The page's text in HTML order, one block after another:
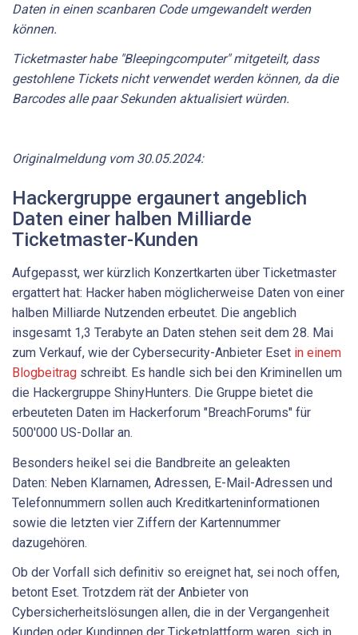
Daten in einen scanbaren Code umgewandelt werden
können.
Ticketmaster habe "Bleepingcomputer" mitgeteilt, dass
gestohlene Tickets nicht verwendet werden können, da die
Barcodes alle paar Sekunden aktualisiert würden.
Originalmeldung vom 30.05.2024:
Hackergruppe ergaunert angeblich
Daten einer halben Milliarde
Ticketmaster-Kunden
Aufgepasst, wer kürzlich Konzertkarten über Ticketmaster
ergattert hat: Hacker haben möglicherweise Daten von einer
halben Milliarde Nutzenden erbeutet. Die angeblich
insgesamt 1,3 Terabyte an Daten stehen seit dem 28. Mai
zum Verkauf, wie der Cybersecurity-Anbieter Eset in einem
Blogbeitrag schreibt. Es handle sich bei den Kriminellen um
die Hackergruppe ShinyHunters. Die Gruppe bietet die
erbeuteten Daten im Hackerforum "BreachForums" für
500'000 US-Dollar an.
Besonders heikel sei die Bandbreite an geleakten
Daten: Neben Klarnamen, Adressen, E-Mail-Adressen und
Telefonnummern sollen auch Kreditkarteninformationen
sowie die letzten vier Ziffern der Kartennummer
dazugehören.
Ob der Vorfall sich definitiv so ereignet hat, sei noch offen,
betont Eset. Trotzdem rät der Anbieter von
Cybersicherheitslösungen allen, die in der Vergangenheit